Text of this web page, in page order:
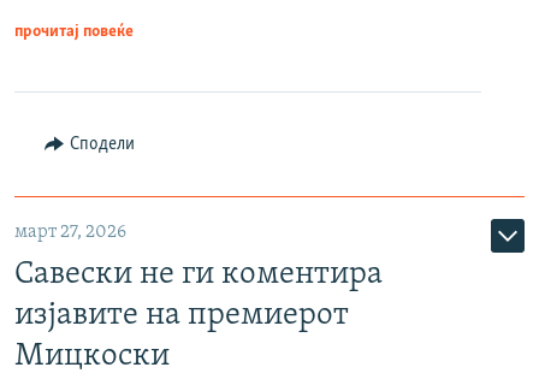
прочитај повеќе
Сподели
март 27, 2026
Савески не ги коментира
изјавите на премиерот
Мицкоски